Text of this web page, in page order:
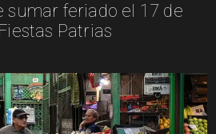
sumar feriado el 17 de
Patrias